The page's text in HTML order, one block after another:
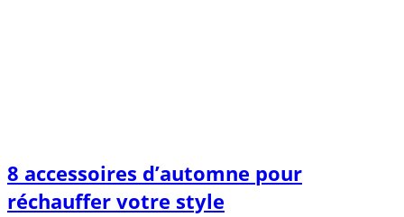
8 accessoires d’automne pour
réchauffer votre style